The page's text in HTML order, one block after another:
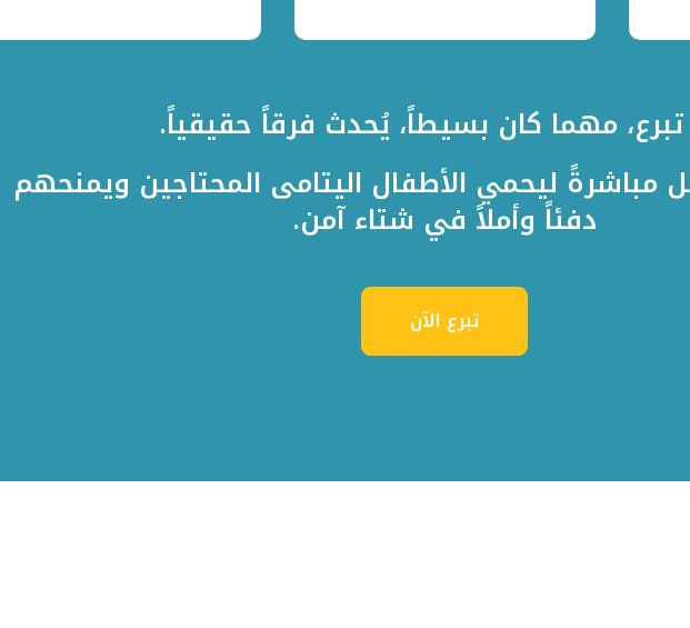
مهما كان بسيطاً، يُحدث فرقاً حقيقياً.
مباشرةً ليحمي الأطفال اليتامى المحتاجين ويمنحهم
دفئاً وأملاً في شتاء آمن.
تبرع الآن